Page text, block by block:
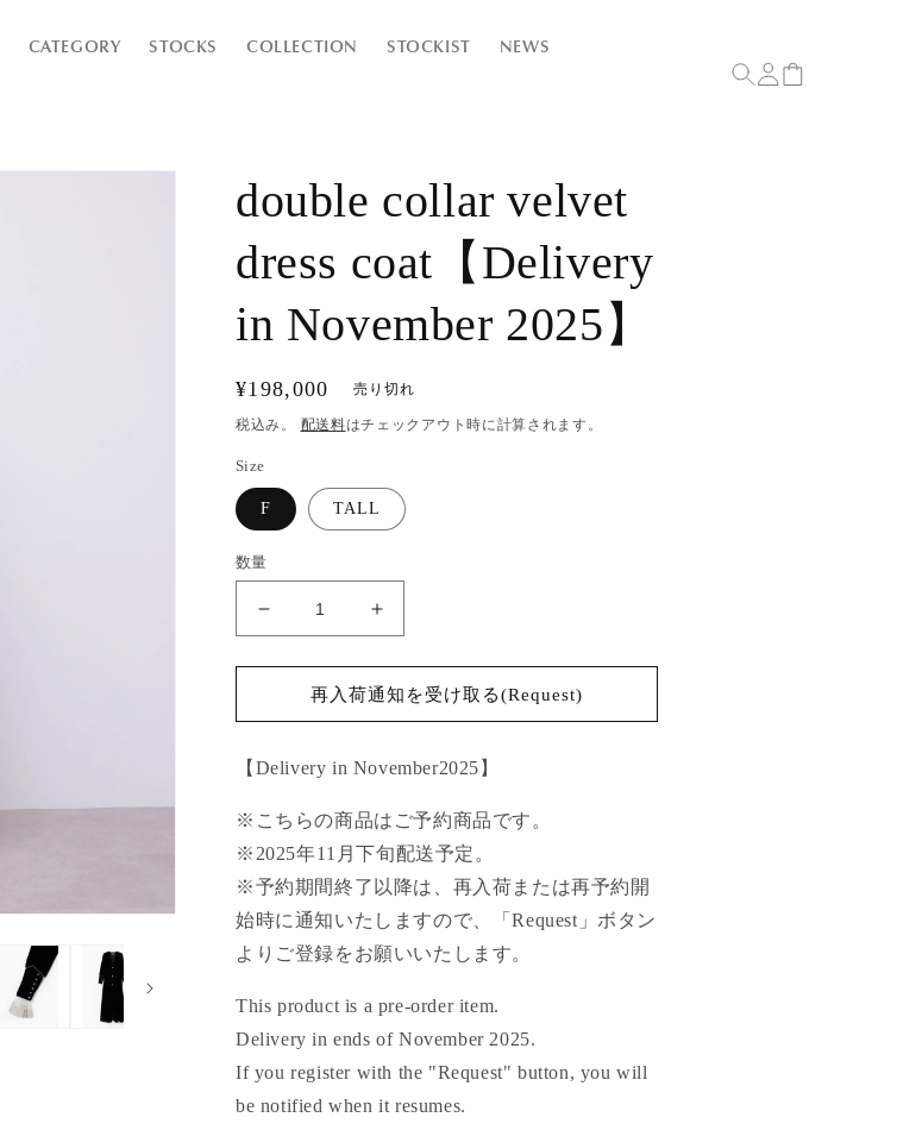
CATEGORY STOCKS COLLECTION STOCKIST NEWS
イ
ー
double collar velvet
dress coat【Delivery
in November 2025】
通
常
格
¥198,000 売り切れ
税込み。 配送料はチェックアウト時に計算されます。
Size
F TALL
数量
double
collar
velvet
dress
coat【Delivery
November
の
数
量
を
減
ら
す
double
collar
velvet
dress
coat【Delivery
November
の
数
量
を
増
や
す
再入荷通知を受け取る(Request)
【Delivery in November2025】
※こちらの商品はご予約商品です。
※2025年11月下旬配送予定。
※予約期間終了以降は、再入荷または再予約開
始時に通知いたしますので、「Request」ボタン
よりご登録をお願いいたします。
This product is a pre-order item.
Delivery in ends of November 2025.
If you register with the "Request" button, you will
be notified when it resumes.